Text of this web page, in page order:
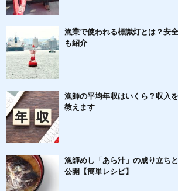
漁業で使われる標識灯とは？安
も紹介
漁師の平均年収はいくら？収入
教えます
漁師めし「あら汁」の成り立ち
公開【簡単レシピ】